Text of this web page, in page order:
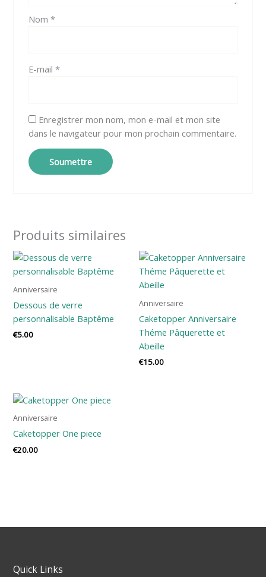
Nom *
E-mail *
Enregistrer mon nom, mon e-mail et mon site
dans le navigateur pour mon prochain commentaire.
Produits similaires
Anniversaire
Dessous de verre
personnalisable Baptême
€5.00
Anniversaire
Caketopper Anniversaire
Théme Pâquerette et
Abeille
€15.00
Anniversaire
Caketopper One piece
€20.00
Quick Links